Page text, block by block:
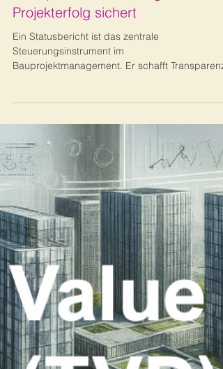
Projekt-Management
Statusbericht im
Bauprojektmanagement: Wie
strukturierte Berichterstattung
Ein Statusbericht ist das zentrale
Steuerungsinstrument im
Bauprojektmanagement. Er schafft Transparenz,
zeigt Abweichungen frühzeitig auf und
fundierte Entscheidungen. Dieser Beitrag erklärt
Aufbau, Nutzen und Best Practices für
wirkungsvolle Statusberichte in Bauprojekten.